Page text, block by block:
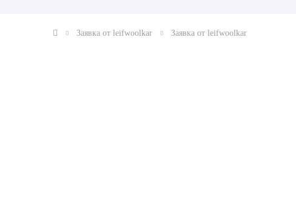
Заявка от leifwoolkar Заявка от leifwoolkar